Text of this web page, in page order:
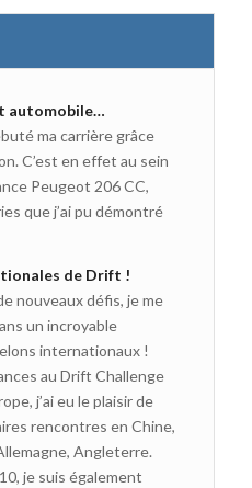
automobile…
ma carrière grâce
C’est en effet au sein
Peugeot 206 CC,
que j’ai pu démontré
de Drift !
nouveaux défis, je me
un incroyable
internationaux !
au Drift Challenge
j’ai eu le plaisir de
rencontres en Chine,
Angleterre.
je suis également